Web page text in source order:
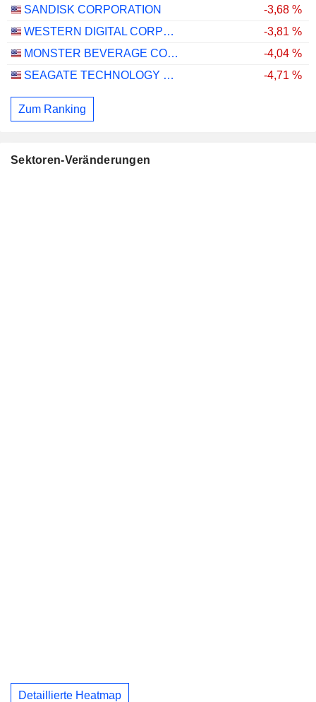
SANDISK CORPORATION
-3,68 %
WESTERN DIGITAL CORPORATION
-3,81 %
MONSTER BEVERAGE CORPORATION
-4,04 %
SEAGATE TECHNOLOGY HOLDINGS PLC
-4,71 %
Zum Ranking
Sektoren-Veränderungen
Detaillierte Heatmap